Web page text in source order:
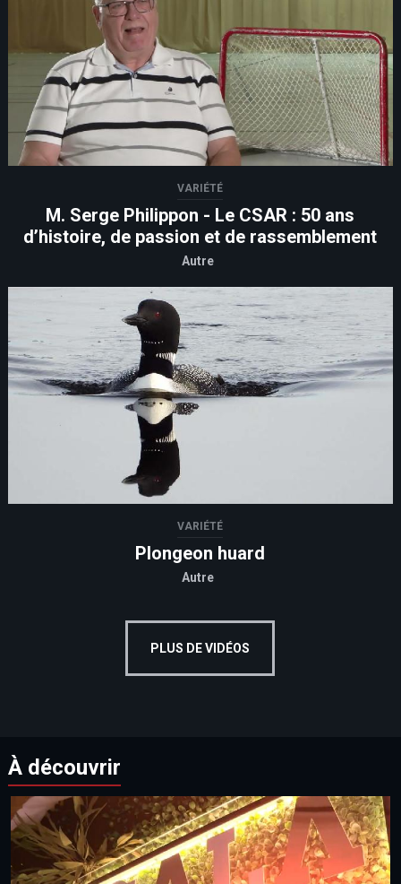
VARIÉTÉ
M. Serge Philippon - Le CSAR : 50 ans
d’histoire, de passion et de rassemblement
Autre
VARIÉTÉ
Plongeon huard
Autre
PLUS DE VIDÉOS
À découvrir